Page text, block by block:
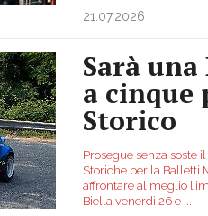
21.07.2026
Sarà
a cinque
Storico
Prosegue senza soste
Storiche per la Balletti
affrontare al meglio
Biella venerdì 26 e